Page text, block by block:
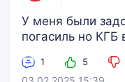
У меня были
погасиль но КГБ
1 5